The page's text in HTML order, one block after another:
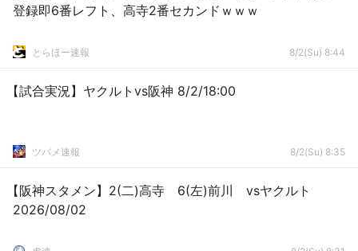
登録即6番レフト、高寺2番セカンドｗｗｗ
とらほー速報 8/2(Su) 8:44
【試合実況】ヤクルトvs阪神 8/2/18:00
ツバメ速報 8/2(Su) 8:35
【阪神スタメン】2(二)高寺 6(左)前川 vsヤクルト
2026/08/02